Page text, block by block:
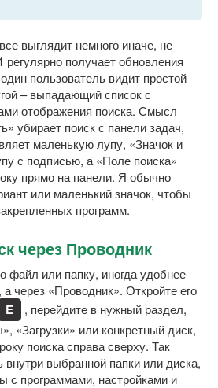
выглядит немного иначе, не
регулярно получает обновления
пользователь видит простой
– выпадающий список с
отображения поиска. Смысл
убирает поиск с панели задач,
маленькую лупу, «Значок и
с подписью, а «Поле поиска»
прямо на панели. Я обычно
или маленький значок, чтобы
программ.
через Проводник
файл или папку, иногда удобнее
через «Проводник». Откройте его
E
, перейдите в нужный раздел,
«Загрузки» или конкретный диск,
поиска справа сверху. Так
внутри выбранной папки или диска,
с программами, настройками и